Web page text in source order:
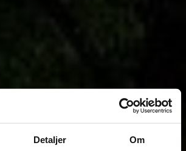
Detaljer Om